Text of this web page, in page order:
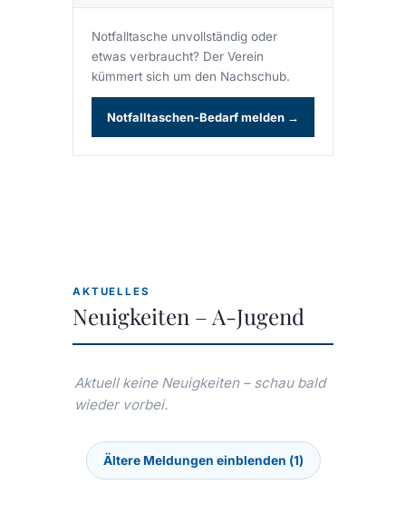
Notfalltasche unvollständig oder
etwas verbraucht? Der Verein
kümmert sich um den Nachschub.
Notfalltaschen-Bedarf melden →
AKTUELLES
Neuigkeiten – A-Jugend
Aktuell keine Neuigkeiten – schau bald
wieder vorbei.
Ältere Meldungen einblenden (1)